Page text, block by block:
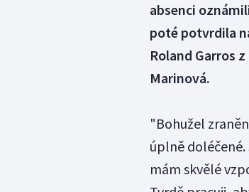
absenci
poté potvrdila
Roland Garros
Marinová.
"Bohužel
úplně
mám skvělé